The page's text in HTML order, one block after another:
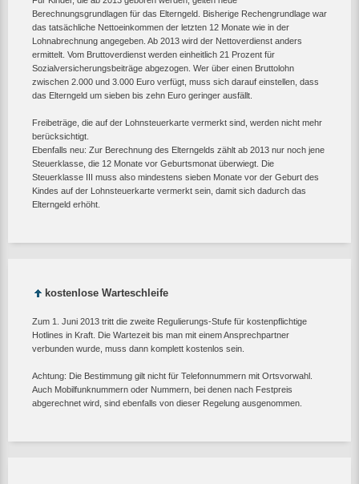
Berechnungsgrundlagen für das Elterngeld. Bisherige Rechengrundlage war
das tatsächliche Nettoeinkommen der letzten 12 Monate wie in der
Lohnabrechnung angegeben. Ab 2013 wird der Nettoverdienst anders
ermittelt. Vom Bruttoverdienst werden einheitlich 21 Prozent für
Sozialversicherungsbeiträge abgezogen. Wer über einen Bruttolohn
zwischen 2.000 und 3.000 Euro verfügt, muss sich darauf einstellen, dass
das Elterngeld um sieben bis zehn Euro geringer ausfällt.
Freibeträge, die auf der Lohnsteuerkarte vermerkt sind, werden nicht mehr
berücksichtigt.
Ebenfalls neu: Zur Berechnung des Elterngelds zählt ab 2013 nur noch jene
Steuerklasse, die 12 Monate vor Geburtsmonat überwiegt. Die
Steuerklasse III muss also mindestens sieben Monate vor der Geburt des
Kindes auf der Lohnsteuerkarte vermerkt sein, damit sich dadurch das
Elterngeld erhöht.
kostenlose Warteschleife
Zum 1. Juni 2013 tritt die zweite Regulierungs-Stufe für kostenpflichtige
Hotlines in Kraft. Die Wartezeit bis man mit einem Ansprechpartner
verbunden wurde, muss dann komplett kostenlos sein.
Achtung: Die Bestimmung gilt nicht für Telefonnummern mit Ortsvorwahl.
Auch Mobilfunknummern oder Nummern, bei denen nach Festpreis
abgerechnet wird, sind ebenfalls von dieser Regelung ausgenommen.